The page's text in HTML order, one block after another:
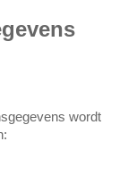
wordt